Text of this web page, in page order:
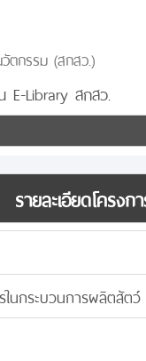
ตกรรม (สกสว.)
E-Library สกสว.
รายละเอียดโครงก
ในกระบวนการผลิตสัต